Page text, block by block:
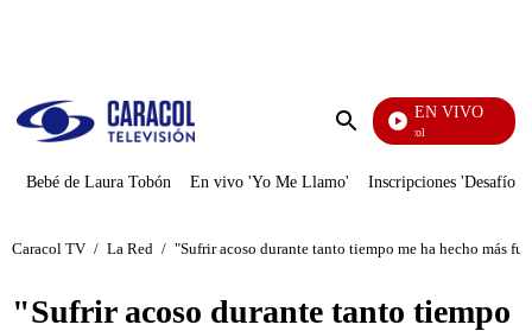
Enviar
EN VIVO
Noticias Caracol
Bebé de Laura Tobón En vivo 'Yo Me Llamo' Inscripciones 'Desafío'
Caracol TV / La Red / "Sufrir acoso durante tanto tiempo me ha hecho más
"Sufrir acoso durante tanto tiempo